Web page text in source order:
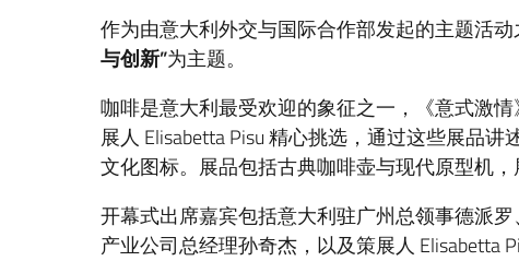
作为由意大利外交与国际合作部发起的主题活
与创新”为主题。
咖啡是意大利最受欢迎的象征之一，《意式激
展人 Elisabetta Pisu 精心挑选，通过这些展品
文化图标。展品包括古典咖啡壶与现代原型机
开幕式出席嘉宾包括意大利驻广州总领事德
产业公司总经理孙奇杰，以及策展人 Elisabetta